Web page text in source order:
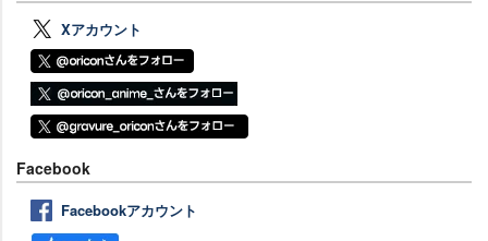
Xアカウント
Facebook
Facebookアカウント